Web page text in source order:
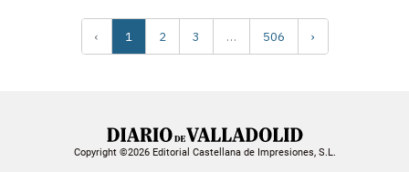
‹ 1 2 3 … 506 ›
Copyright ©2026 Editorial Castellana de Impresiones, S.L.